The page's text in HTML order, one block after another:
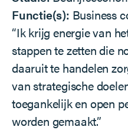
Functie(s): Business
“Ik krijg energie van
stappen te zetten die
daaruit te handelen
van strategische
toegankelijk en open
worden gemaakt.”